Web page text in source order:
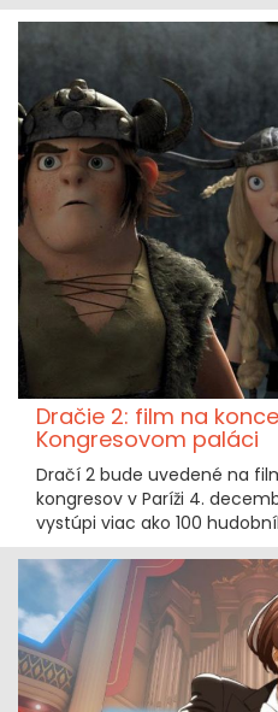
Dračie 2: film na
Kongresovom paláci
Dračí 2 bude uvedené na
kongresov v Paríži 4.
vystúpi viac ako 100